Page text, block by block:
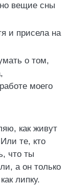
вещие сны
и присела на
о том,
моего
как живут
те, кто
что ты
а он только
липку.